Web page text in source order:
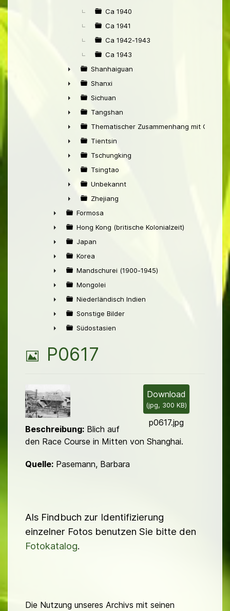
Ca 1940
Ca 1941
Ca 1942-1943
Ca 1943
►
Shanhaiguan
►
Shanxi
►
Sichuan
►
Tangshan
►
Thematischer Zusammenhang mit China
►
Tientsin
►
Tschungking
►
Tsingtao
►
Unbekannt
►
Zhejiang
►
Formosa
►
Hong Kong (britische Kolonialzeit)
►
Japan
►
Korea
►
Mandschurei (1900-1945)
►
Mongolei
►
Niederländisch Indien
►
Sonstige Bilder
Südostasien
B
l
d
P0617
Download
(jpg, 300 KB)
p0617.jpg
Beschreibung: Blich auf
den Race Course in Mitten von Shanghai.
Quelle: Pasemann, Barbara
Als Findbuch zur Identifizierung
einzelner Fotos benutzen Sie bitte den
Fotokatalog.
Die Nutzung unseres Archivs mit seinen